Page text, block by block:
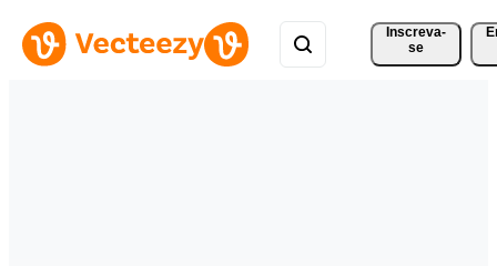
Inscreva-
se